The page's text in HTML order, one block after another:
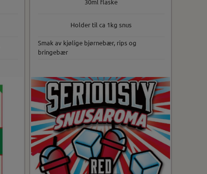
30ml flaske
Holder til ca 1kg snus
Smak av kjølige bjørnebær, rips og
bringebær